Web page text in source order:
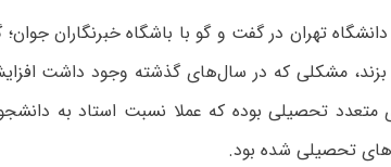
تهران در گفت و گو با باشگاه خبرنگاران
بزند، مشکلی که در سال‌های گذشته وجود داشت
تحصیلی بوده که عملا نسبت استاد به دانشجو
تحصیلی شده بود.